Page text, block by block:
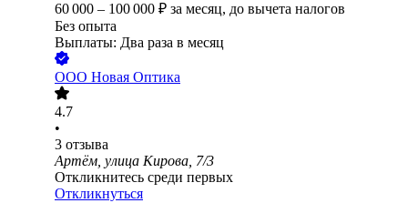
60 000 – 100 000 ₽ за месяц, до вычета налогов
Без опыта
Выплаты: Два раза в месяц
ООО Новая Оптика
4.7
•
3 отзыва
Артём, улица Кирова, 7/3
Откликнитесь среди первых
Откликнуться